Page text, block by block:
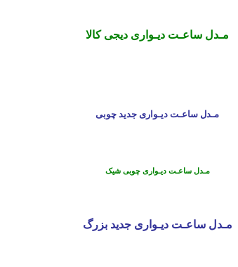
مـدل ساعـت دیـواری دیجی کالا
مـدل ساعـت دیـواری جدید چوبی
مـدل ساعـت دیـواری چوبی شیک
مـدل ساعـت دیـواری جدید بزرگ